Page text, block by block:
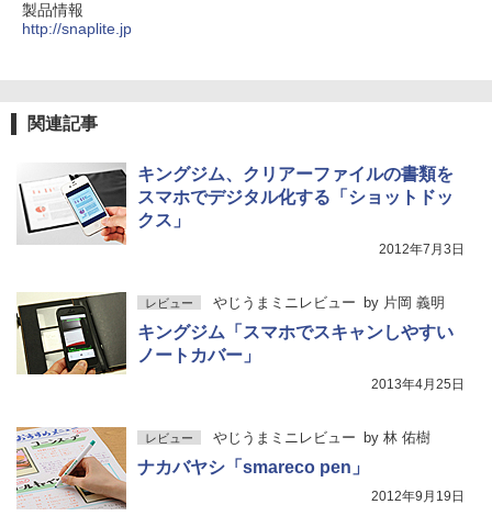
製品情報
http://snaplite.jp
関連記事
キングジム、クリアーファイルの書類を
スマホでデジタル化する「ショットドッ
クス」
2012年7月3日
レビュー やじうまミニレビュー by 片岡 義明
キングジム「スマホでスキャンしやすい
ノートカバー」
2013年4月25日
レビュー やじうまミニレビュー by 林 佑樹
ナカバヤシ「smareco pen」
2012年9月19日